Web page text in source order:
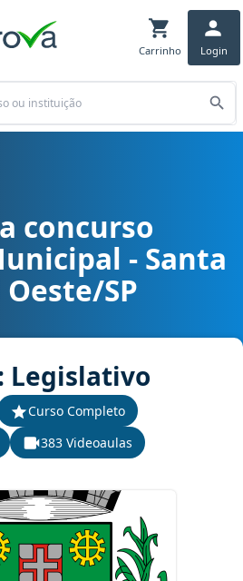
Carrinho Login
Municipal - Santa Bárbara d Oeste/
concurso
- Santa
SP
Legislativo
Curso Completo
383 Videoaulas